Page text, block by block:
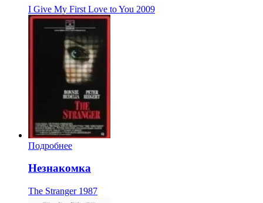
I Give My First Love to You 2009
Подробнее
Незнакомка
The Stranger 1987